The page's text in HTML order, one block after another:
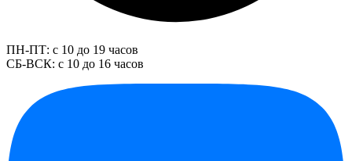
ПН-ПТ: с 10 до 19 часов
СБ-ВСК: с 10 до 16 часов